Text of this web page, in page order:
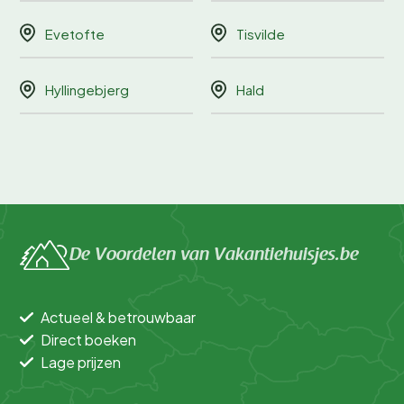
Evetofte Tisvilde
Hyllingebjerg Hald
De Voordelen van Vakantiehuisjes.be
Actueel & betrouwbaar
Direct boeken
Lage prijzen